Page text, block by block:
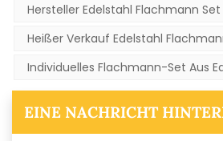
Hersteller Edelstahl Flachmann Set
Heißer Verkauf Edelstahl
Individuelles Flachmann-Set Aus
EINE NACHRICHT